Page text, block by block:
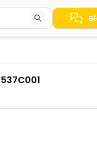
keçid etmək üçün